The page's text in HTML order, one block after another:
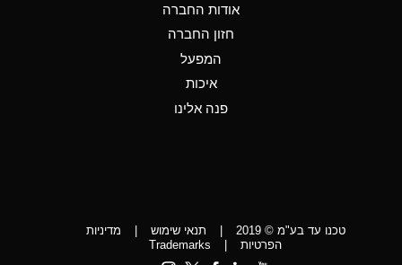
Amyl Acetate (Banana
Aniline
D
אודות החברה
חזון החברה
המפעל
איכות
פנה אלינו
טכנו עד בע"מ © 2019 | תנאי שימוש |
מדיניות
הפרטיות
|
Trademarks